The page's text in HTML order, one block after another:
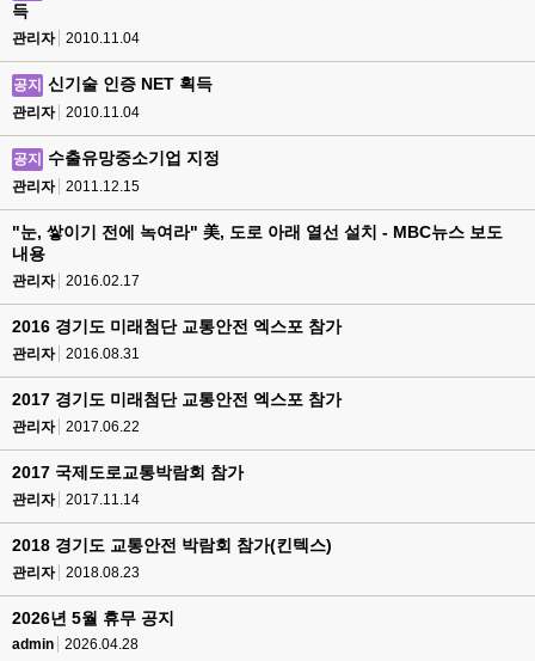
득
관리자 2010.11.04
공지 신기술 인증 NET 획득
관리자 2010.11.04
공지 수출유망중소기업 지정
관리자 2011.12.15
"눈, 쌓이기 전에 녹여라" 美, 도로 아래 열선 설치 - MBC뉴스 보도
내용
관리자 2016.02.17
2016 경기도 미래첨단 교통안전 엑스포 참가
관리자 2016.08.31
2017 경기도 미래첨단 교통안전 엑스포 참가
관리자 2017.06.22
2017 국제도로교통박람회 참가
관리자 2017.11.14
2018 경기도 교통안전 박람회 참가(킨텍스)
관리자 2018.08.23
2026년 5월 휴무 공지
admin 2026.04.28